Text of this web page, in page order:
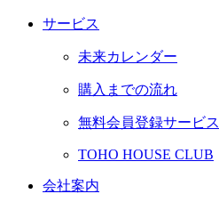
サービス
未来カレンダー
購入までの流れ
無料会員登録サービス
TOHO HOUSE CLUB
会社案内